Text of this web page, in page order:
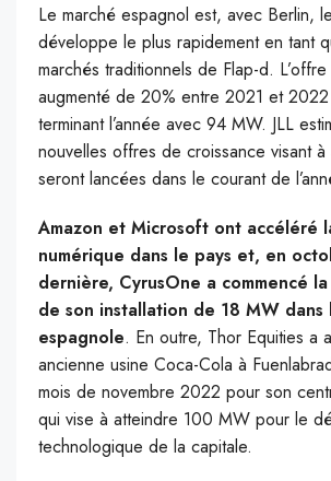
Le marché espagnol est, avec Berlin,
développe le plus rapidement en tant
marchés traditionnels de Flap-d.
augmenté de 20% entre 2021 et
terminant l’année avec 94 MW. JLL
nouvelles offres de croissance visant
seront lancées dans le courant de
Amazon et Microsoft ont accéléré
numérique dans le pays et, en
dernière, CyrusOne a commencé
de son installation de 18 MW dans
espagnole. En outre, Thor Equities a
ancienne usine Coca-Cola à
mois de novembre 2022 pour son
qui vise à atteindre 100 MW pour le
technologique de la capitale.